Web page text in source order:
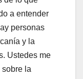
a entender
personas
y la
Ustedes me
la